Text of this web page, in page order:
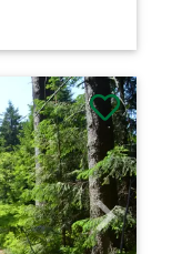
Next